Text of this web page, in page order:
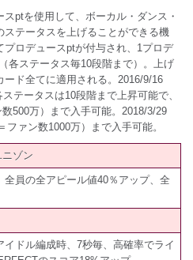
ptを使用して、ボーカル・ダンス・
ステータスを上げることができる機
ロデュースptが付与され、1プロデ
各ステータス毎10段階まで）。上げ
ド全てに適用される。2016/9/16
テータスは10段階まで上昇可能で、
500万）まで入手可能。2018/3/29
ァン数1000万）まで入手可能。
ゾン
員の全アピール値40％アップ、全
ドル編成時、7秒毎、高確率でライ